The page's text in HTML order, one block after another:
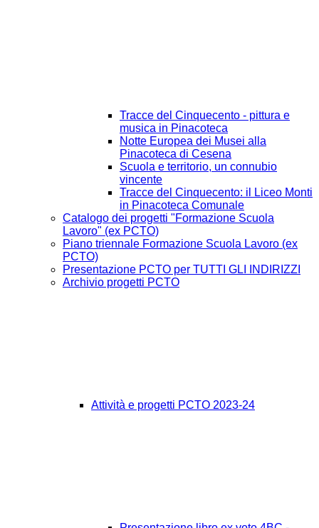
Tracce del Cinquecento - pittura e
musica in Pinacoteca
Notte Europea dei Musei alla
Pinacoteca di Cesena
Scuola e territorio, un connubio
vincente
Tracce del Cinquecento: il Liceo Monti
in Pinacoteca Comunale
Catalogo dei progetti "Formazione Scuola
Lavoro" (ex PCTO)
Piano triennale Formazione Scuola Lavoro (ex
PCTO)
Presentazione PCTO per TUTTI GLI INDIRIZZI
Archivio progetti PCTO
Attività e progetti PCTO 2023-24